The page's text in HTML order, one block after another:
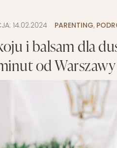
POKÓJ DZIECIĘCY
PORADY DLA
ROZSZERZANIE
WÓZKI DZIECIĘCE
WAKACJE Z DZIEĆMI
WYPRAWKA
14.02.2024 PARENTING,
i balsam dla
od Warszawy